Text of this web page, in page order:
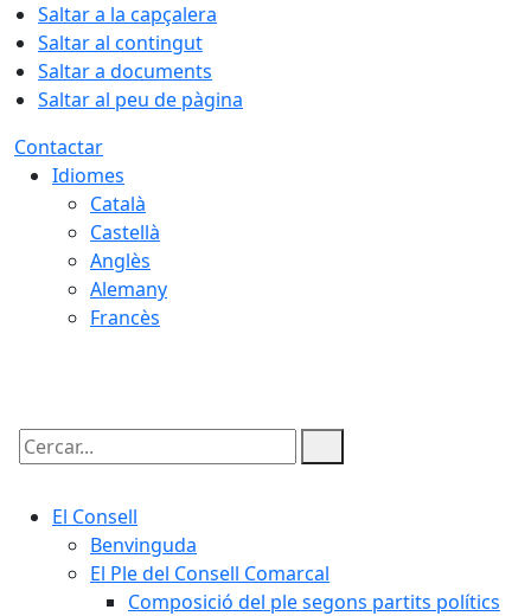
Saltar a la capçalera
Saltar al contingut
Saltar a documents
Saltar al peu de pàgina
Contactar
Idiomes
Català
Castellà
Anglès
Alemany
Francès
Cercar:
El Consell
Benvinguda
El Ple del Consell Comarcal
Composició del ple segons partits polítics